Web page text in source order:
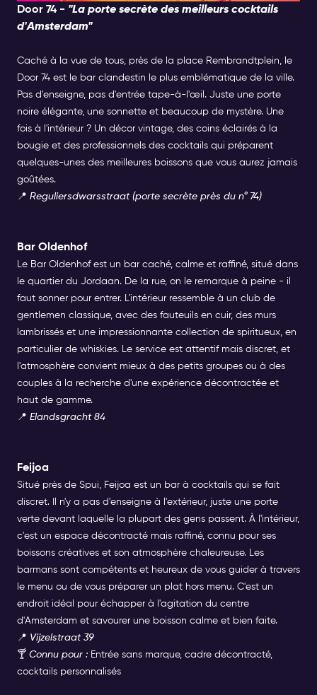
Door 74 - "La porte secrète des meilleurs cocktails
d'Amsterdam"
Caché à la vue de tous, près de la place Rembrandtplein, le
Door 74 est le bar clandestin le plus emblématique de la ville.
Pas d'enseigne, pas d'entrée tape-à-l'œil. Juste une porte
noire élégante, une sonnette et beaucoup de mystère. Une
fois à l'intérieur ? Un décor vintage, des coins éclairés à la
bougie et des professionnels des cocktails qui préparent
quelques-unes des meilleures boissons que vous aurez jamais
goûtées.
📍 Reguliersdwarsstraat (porte secrète près du n° 74)
Bar Oldenhof
Le Bar Oldenhof est un bar caché, calme et raffiné, situé dans
le quartier du Jordaan. De la rue, on le remarque à peine - il
faut sonner pour entrer. L'intérieur ressemble à un club de
gentlemen classique, avec des fauteuils en cuir, des murs
lambrissés et une impressionnante collection de spiritueux, en
particulier de whiskies. Le service est attentif mais discret, et
l'atmosphère convient mieux à des petits groupes ou à des
couples à la recherche d'une expérience décontractée et
haut de gamme.
📍 Elandsgracht 84
Feijoa
Situé près de Spui, Feijoa est un bar à cocktails qui se fait
discret. Il n'y a pas d'enseigne à l'extérieur, juste une porte
verte devant laquelle la plupart des gens passent. À l'intérieur,
c'est un espace décontracté mais raffiné, connu pour ses
boissons créatives et son atmosphère chaleureuse. Les
barmans sont compétents et heureux de vous guider à travers
le menu ou de vous préparer un plat hors menu. C'est un
endroit idéal pour échapper à l'agitation du centre
d'Amsterdam et savourer une boisson calme et bien faite.
📍 Vijzelstraat 39
🍸 Connu pour : Entrée sans marque, cadre décontracté,
cocktails personnalisés